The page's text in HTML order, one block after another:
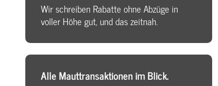
Wir schreiben Rabatte ohne Abzüge in
voller Höhe gut, und das zeitnah.
Alle Mauttransaktionen im Blick.